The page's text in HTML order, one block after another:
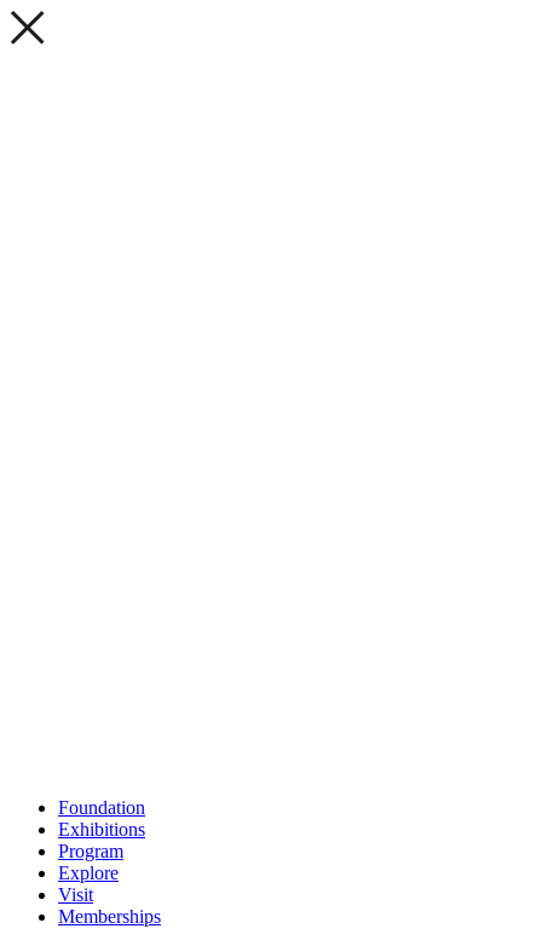
Foundation
Exhibitions
Program
Explore
Visit
Memberships